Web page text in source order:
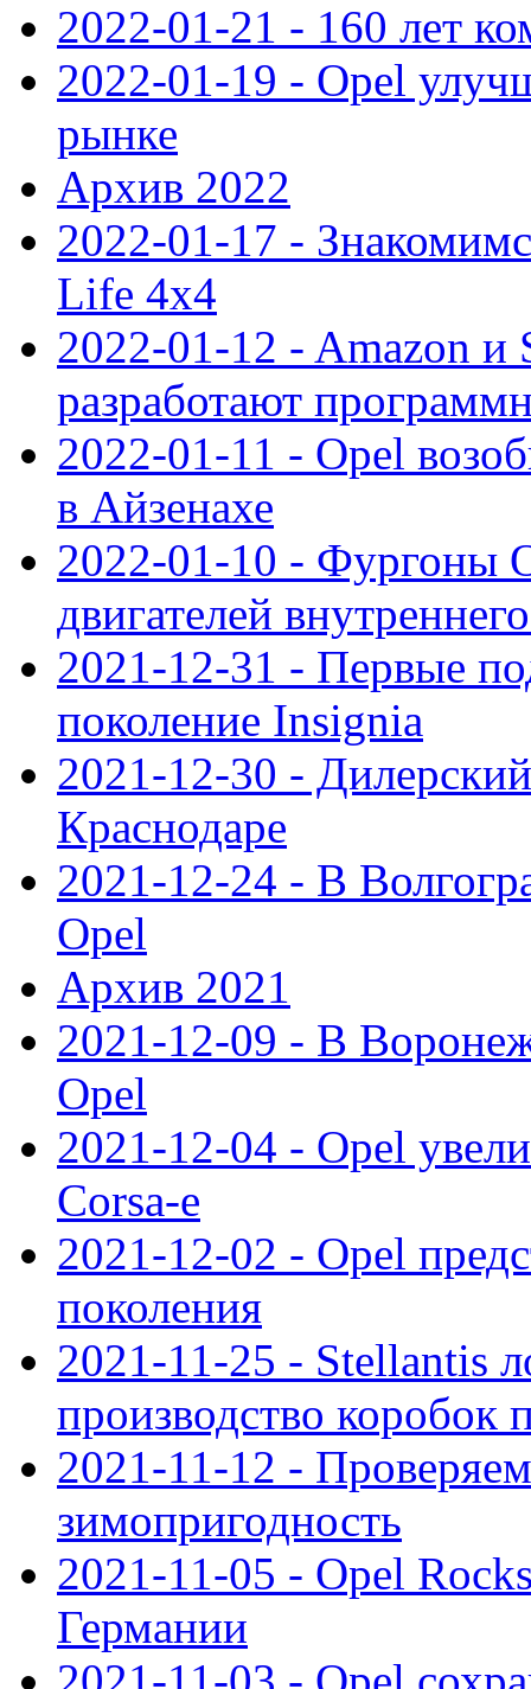
2022-01-21 - 160 лет
2022-01-19 - Opel
рынке
Архив 2022
2022-01-17 -
Life 4x4
2022-01-12 - Amazon и
разработают
2022-01-11 - Opel
в Айзенахе
2022-01-10 - Фургоны
двигателей
2021-12-31 - Первые
поколение Insignia
2021-12-30 -
Краснодаре
2021-12-24 - В
Opel
Архив 2021
2021-12-09 - В
Opel
2021-12-04 - Opel
Corsa-e
2021-12-02 - Opel
поколения
2021-11-25 - Stellantis
производство коробок
2021-11-12 -
зимопригодность
2021-11-05 - Opel
Германии